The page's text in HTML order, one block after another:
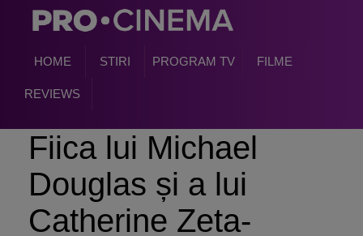
HOME STIRI PROGRAM TV FILME
REVIEWS
Fiica lui Michael
Douglas și a lui
Catherine Zeta-